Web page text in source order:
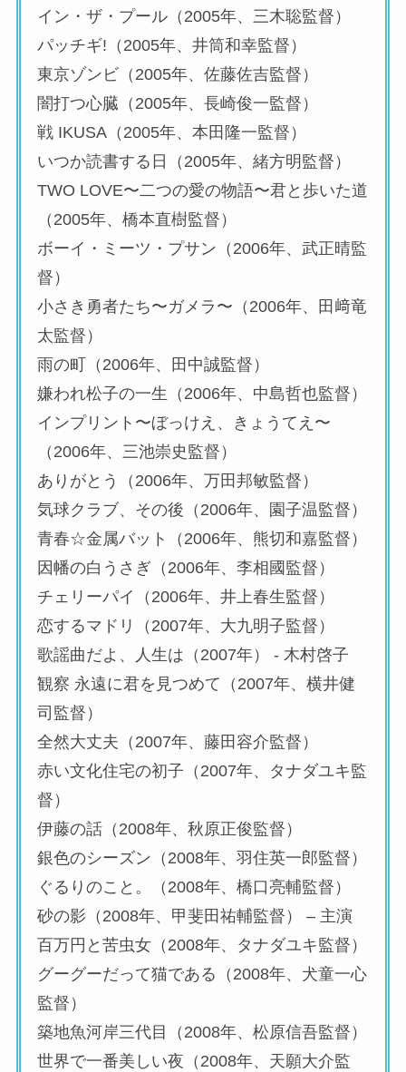
イン・ザ・プール（2005年、三木聡監督）
パッチギ!（2005年、井筒和幸監督）
東京ゾンビ（2005年、佐藤佐吉監督）
闇打つ心臓（2005年、長崎俊一監督）
戦 IKUSA（2005年、本田隆一監督）
いつか読書する日（2005年、緒方明監督）
TWO LOVE〜二つの愛の物語〜君と歩いた道
（2005年、橋本直樹監督）
ボーイ・ミーツ・プサン（2006年、武正晴監
督）
小さき勇者たち〜ガメラ〜（2006年、田﨑竜
太監督）
雨の町（2006年、田中誠監督）
嫌われ松子の一生（2006年、中島哲也監督）
インプリント〜ぼっけえ、きょうてえ〜
（2006年、三池崇史監督）
ありがとう（2006年、万田邦敏監督）
気球クラブ、その後（2006年、園子温監督）
青春☆金属バット（2006年、熊切和嘉監督）
因幡の白うさぎ（2006年、李相國監督）
チェリーパイ（2006年、井上春生監督）
恋するマドリ（2007年、大九明子監督）
歌謡曲だよ、人生は（2007年） ‐ 木村啓子
観察 永遠に君を見つめて（2007年、横井健
司監督）
全然大丈夫（2007年、藤田容介監督）
赤い文化住宅の初子（2007年、タナダユキ監
督）
伊藤の話（2008年、秋原正俊監督）
銀色のシーズン（2008年、羽住英一郎監督）
ぐるりのこと。（2008年、橋口亮輔監督）
砂の影（2008年、甲斐田祐輔監督） – 主演
百万円と苦虫女（2008年、タナダユキ監督）
グーグーだって猫である（2008年、犬童一心
監督）
築地魚河岸三代目（2008年、松原信吾監督）
世界で一番美しい夜（2008年、天願大介監